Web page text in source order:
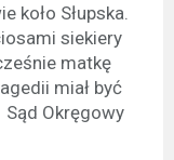
koło Słupska.
siekiery
matkę
miał być
Okręgowy